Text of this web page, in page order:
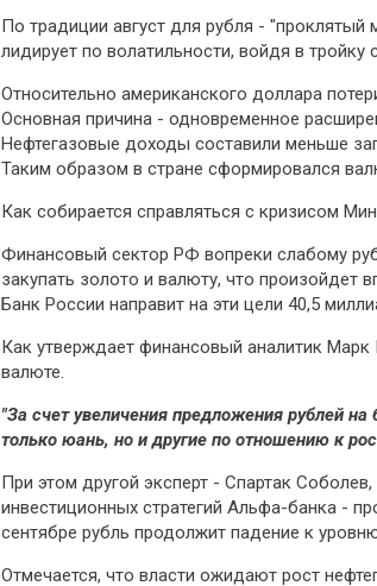
По традиции август для рубля -
лидирует по волатильности, войдя в тройку
Относительно американского доллара
Основная причина - одновременное
Нефтегазовые доходы составили меньше
Таким образом в стране сформировался
Как собирается справляться с кризисом
Финансовый сектор РФ вопреки слабому
закупать золото и валюту, что произойдет
Банк России направит на эти цели 40,5
Как утверждает финансовый аналитик
валюте.
"За счет увеличения предложения рублей
только юань, но и другие по отношению к
При этом другой эксперт - Спартак
инвестиционных стратегий Альфа-банка -
сентябре рубль продолжит падение к
Отмечается, что власти ожидают рост